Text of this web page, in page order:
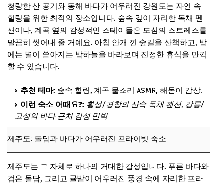
청량한 산 공기와 동해 바다가 어우러진 강원도는 자연 속
힐링을 위한 최적의 장소입니다. 숲속 깊이 자리한 독채 펜
션이나, 계곡 옆의 감성적인 스테이들은 도심의 스트레스를
말끔히 씻어내 줄 거예요. 아침 안개 낀 숲길을 산책하고, 밤
에는 별이 쏟아지는 밤하늘을 바라보며 진정한 휴식을 만끽
할 수 있습니다.
추천 테마: 숲속 힐링, 계곡 물소리 ASMR, 해돋이 감상.
이런 숙소 어때요?: 횡성/평창의 산속 독채 펜션, 강릉/
고성의 바다 근처 감성 민박
제주도: 돌담과 바다가 어우러진 프라이빗 숙소
제주도는 그 자체로 하나의 거대한 감성입니다. 푸른 바다와
검은 돌담, 그리고 귤밭이 어우러진 풍경 속에 자리한 프라